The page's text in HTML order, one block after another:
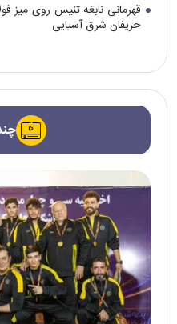
قهرمانی نابغه تنیس روی میز
حریفان شرق آسیایی